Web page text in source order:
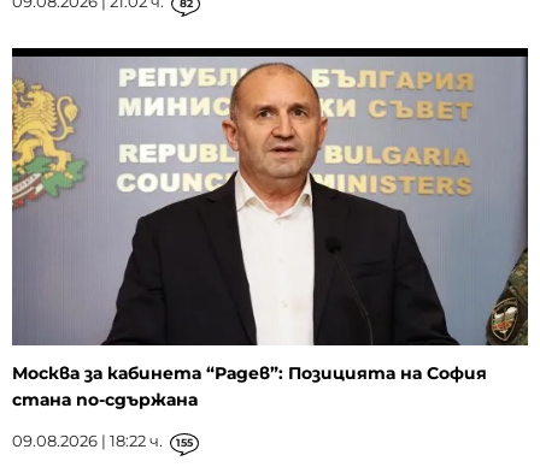
82
Москва за кабинета “Радев”: Позицията на София
стана по-сдържана
09.08.2026 | 18:22 ч. 155